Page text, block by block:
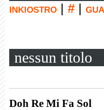
inkiostro #
nessun titolo
Doh Re Mi Fa Sol